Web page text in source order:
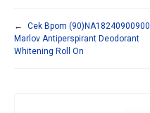
←
Cek Bpom (90)NA18240900900
Marlov Antiperspirant Deodorant
Whitening Roll On